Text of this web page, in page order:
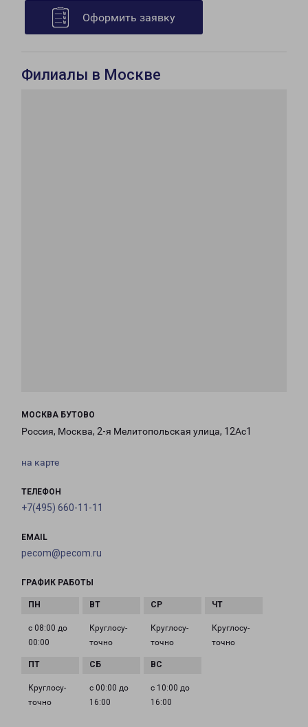
Оформить заявку
Филиалы в Москве
МОСКВА БУТОВО
Россия, Москва, 2-я Мелитопольская улица, 12Ас1
на карте
ТЕЛЕФОН
+7(495) 660-11-11
EMAIL
pecom@pecom.ru
ГРАФИК РАБОТЫ
с 08:00 до
00:00
Круглосу­
точно
Круглосу­
точно
Круглосу­
точно
Круглосу­
точно
с 00:00 до
16:00
с 10:00 до
16:00